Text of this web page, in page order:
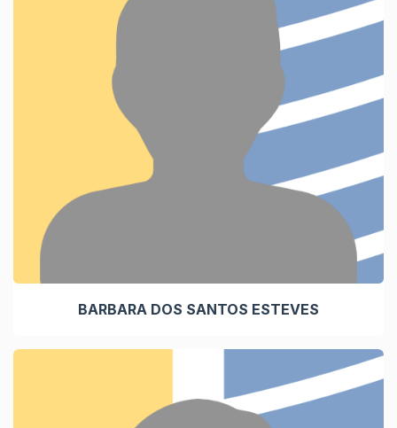
BARBARA DOS SANTOS ESTEVES